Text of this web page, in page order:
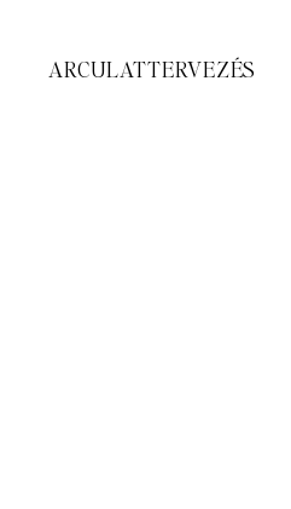
ARCULATTERVEZÉS